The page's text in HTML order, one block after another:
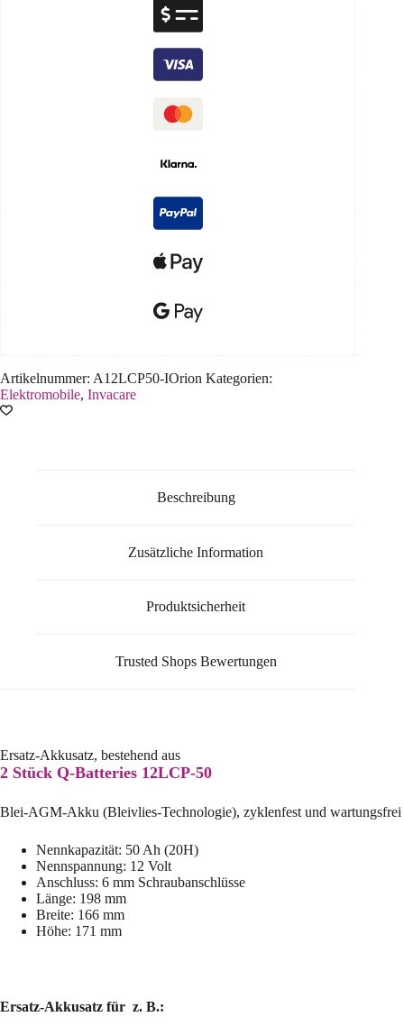
Artikelnummer: A12LCP50-IOrion Kategorien:
Elektromobile, Invacare
Beschreibung
Zusätzliche Information
Produktsicherheit
Trusted Shops Bewertungen
Ersatz-Akkusatz, bestehend aus
2 Stück Q-Batteries 12LCP-50
Blei-AGM-Akku (Bleivlies-Technologie), zyklenfest und wartungsfrei
Nennkapazität: 50 Ah (20H)
Nennspannung: 12 Volt
Anschluss: 6 mm Schraubanschlüsse
Länge: 198 mm
Breite: 166 mm
Höhe: 171 mm
Ersatz-Akkusatz für z. B.: